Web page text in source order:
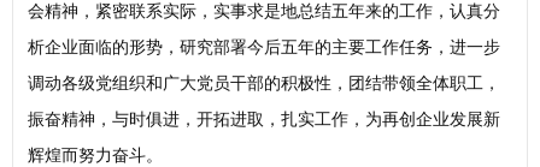
会精神，紧密联系实际，实事求是地总结五年来的工作，认真分
析企业面临的形势，研究部署今后五年的主要工作任务，进一步
调动各级党组织和广大党员干部的积极性，团结带领全体职工，
振奋精神，与时俱进，开拓进取，扎实工作，为再创企业发展新
辉煌而努力奋斗。